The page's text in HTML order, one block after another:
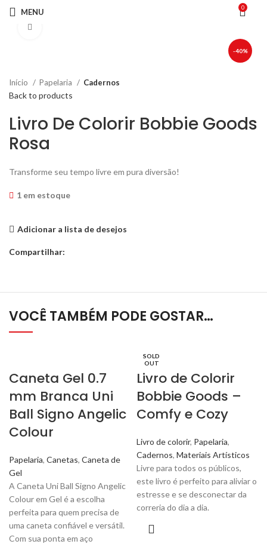
MENU 0
-40%
Início Papelaria Cadernos
Back to products
Livro De Colorir Bobbie Goods
Rosa
O
original
O
atual
Transforme seu tempo livre em pura diversão!
1 em estoque
Adicionar a lista de desejos
Compartilhar:
VOCÊ TAMBÉM PODE GOSTAR…
Caneta Gel 0.7
mm Branca Uni
Ball Signo Angelic
Colour
Papelaria, Canetas, Caneta de
Gel
A Caneta Uni Ball Signo Angelic
Colour em Gel é a escolha
perfeita para quem precisa de
uma caneta confiável e versátil.
Com sua ponta em aço
SOLD
OUT
Livro de Colorir
Bobbie Goods –
Comfy e Cozy
Livro de colorir, Papelaria,
Cadernos, Materiais Artísticos
Livre para todos os públicos,
este livro é perfeito para aliviar o
estresse e se desconectar da
correria do dia a dia.